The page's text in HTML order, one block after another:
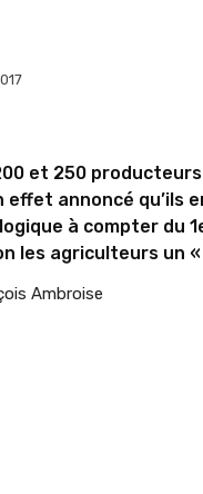
et 250
effet annoncé qu’ils
à compter du
les agriculteurs un
Ambroise